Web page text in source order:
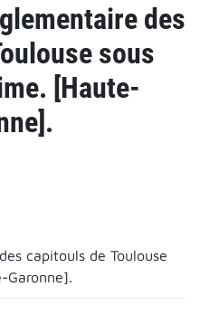
des
sous
[Haute-
capitouls de Toulouse
Garonne].